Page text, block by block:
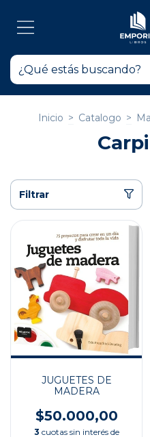
Inicio > Catalogo >
Filtrar
JUGUETES DE
MADERA
$50.000,00
3 cuotas sin interés de